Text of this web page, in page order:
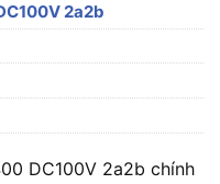
2a2b
DC100V 2a2b chính